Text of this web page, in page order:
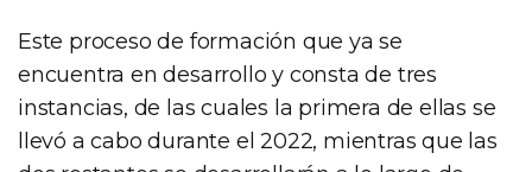
Este proceso de formación que ya se
encuentra en desarrollo y consta de tres
instancias, de las cuales la primera de ellas se
llevó a cabo durante el 2022, mientras que las